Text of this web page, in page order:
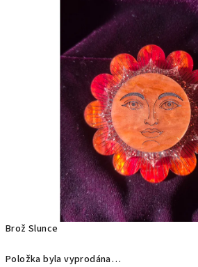
Brož Slunce
Položka byla vyprodána…
z
5
hvězdiček.